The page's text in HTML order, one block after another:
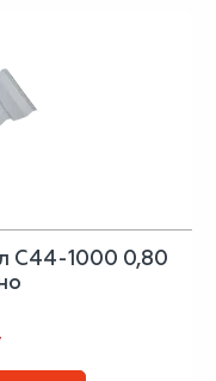
С44-1000 0,80